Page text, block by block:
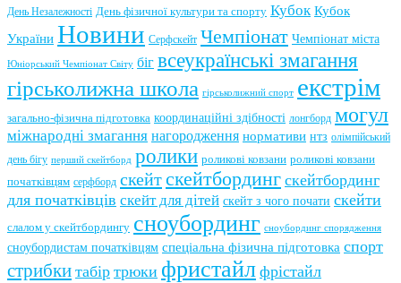
День Незалежності День фізичної культури та спорту Кубок Кубок
України Новини Серфскейт Чемпіонат Чемпіонат міста
Юніорський Чемпіонат Світу біг всеукраїнські змагання
гірськолижна школа гірськолижний спорт екстрім
загально-фізична підготовка координаційні здібності лонгборд могул
міжнародні змагання нагородження нормативи нтз олімпійський
день бігу перший скейтборд ролики роликові ковзани роликові ковзани
початківцям серфборд скейтскейтбординг скейтбординг
для початківців скейт для дітей скейт з чого почати скейти
слалом у скейтбордингу сноубординг сноубординг спорядження
сноубордистам початківцям спеціальна фізична підготовка спорт
стрибки табір трюки фристайл фрістайл